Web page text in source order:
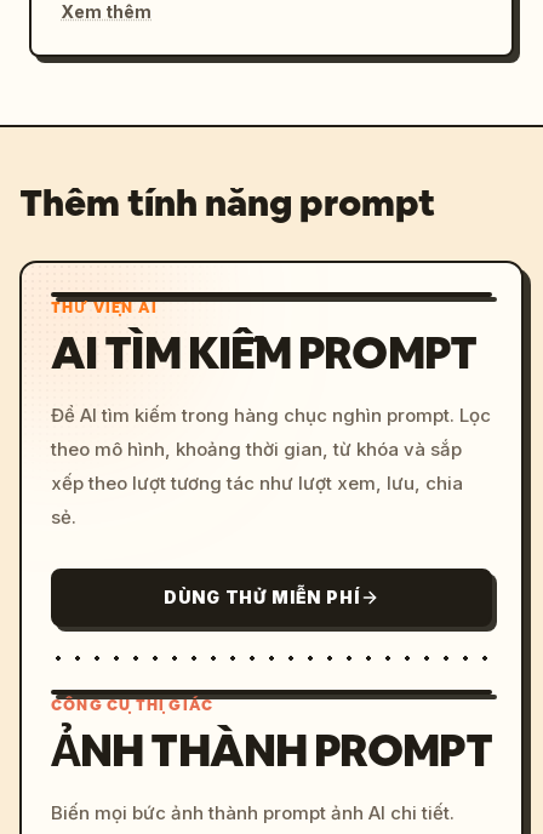
Xem thêm
Thêm tính năng prompt
THƯ VIỆN AI
AI TÌM KIẾM PROMPT
Để AI tìm kiếm trong hàng chục nghìn prompt. Lọc
theo mô hình, khoảng thời gian, từ khóa và sắp
xếp theo lượt tương tác như lượt xem, lưu, chia
sẻ.
DÙNG THỬ MIỄN PHÍ
c, cyberpunk sunset, neon
CÔNG CỤ THỊ GIÁC
ẢNH THÀNH PROMPT
Biến mọi bức ảnh thành prompt ảnh AI chi tiết.